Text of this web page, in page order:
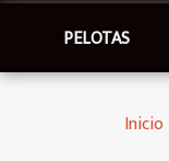
PELOTAS
Inicio